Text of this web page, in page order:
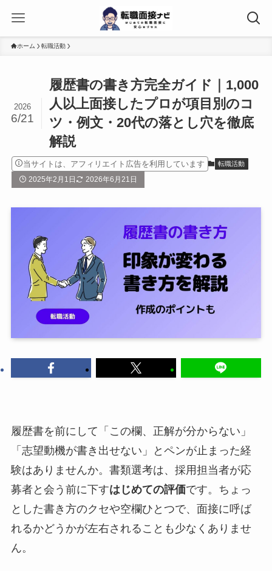
ホーム 転職活動
履歴書の書き方完全ガイド｜1,000
人以上面接したプロが項目別のコ
ツ・例文・20代の落とし穴を徹底
解説
2026
6/21
当サイトは、アフィリエイト広告を利用しています 転職活動
2025年2月1日 2026年6月21日
履歴書を前にして「この欄、正解が分からない」
「志望動機が書き出せない」とペンが止まった経
験はありませんか。書類選考は、採用担当者が応
募者と会う前に下すはじめての評価です。ちょっ
とした書き方のクセや空欄ひとつで、面接に呼ば
れるかどうかが左右されることも少なくありませ
ん。